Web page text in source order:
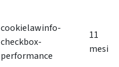
cookielawinfo-
checkbox-
performance
11
mesi